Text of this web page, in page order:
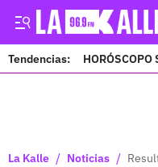
Tendencias: HORÓSCOPO
La Kalle / Noticias /